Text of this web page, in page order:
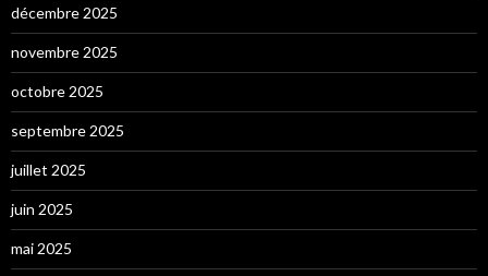
décembre 2025
novembre 2025
octobre 2025
septembre 2025
juillet 2025
juin 2025
mai 2025